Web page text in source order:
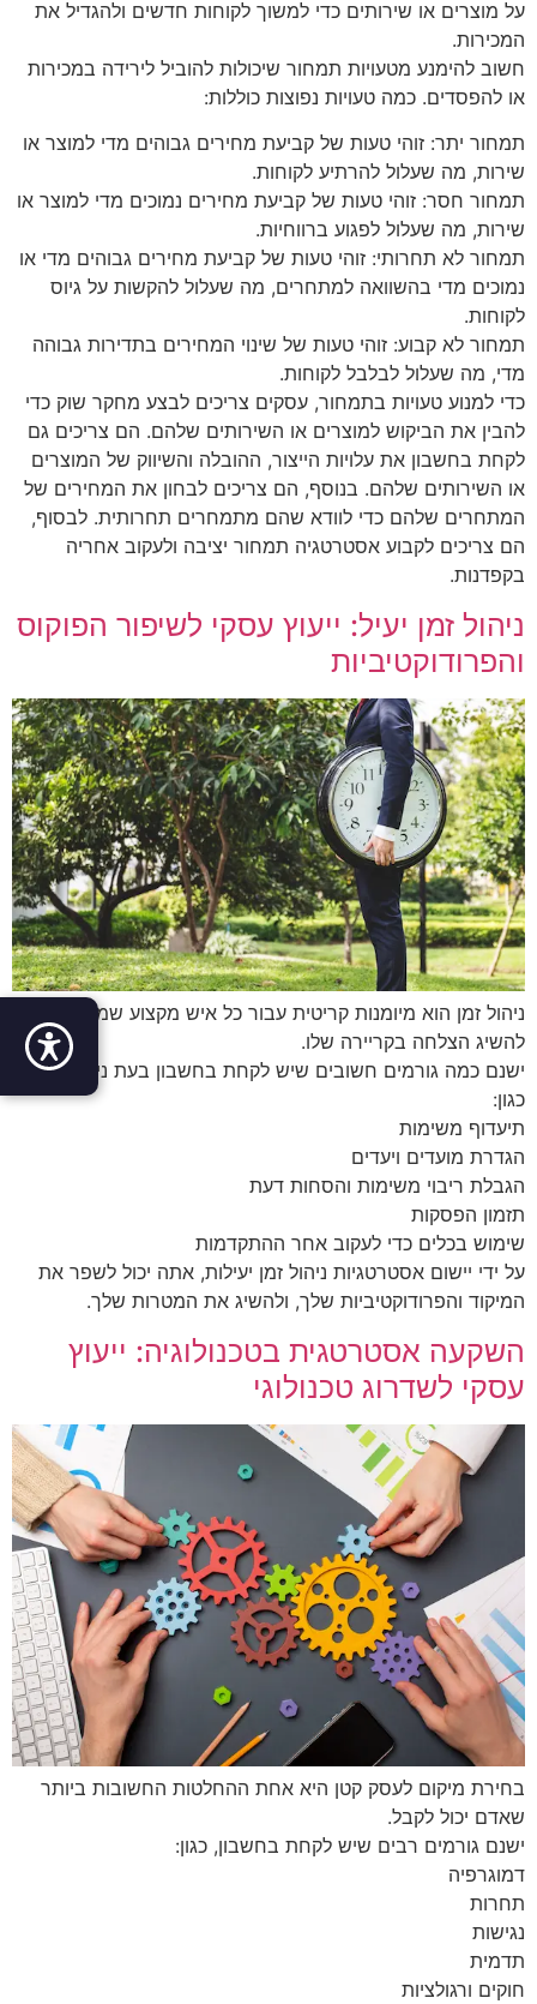
על מוצרים או שירותים כדי למשוך לקוחות חדשים ולהגדיל את
המכירות.
חשוב להימנע מטעויות תמחור שיכולות להוביל לירידה במכירות
או להפסדים. כמה טעויות נפוצות כוללות:
תמחור יתר: זוהי טעות של קביעת מחירים גבוהים מדי למוצר או
שירות, מה שעלול להרתיע לקוחות.
תמחור חסר: זוהי טעות של קביעת מחירים נמוכים מדי למוצר או
שירות, מה שעלול לפגוע ברווחיות.
תמחור לא תחרותי: זוהי טעות של קביעת מחירים גבוהים מדי או
נמוכים מדי בהשוואה למתחרים, מה שעלול להקשות על גיוס
לקוחות.
תמחור לא קבוע: זוהי טעות של שינוי המחירים בתדירות גבוהה
מדי, מה שעלול לבלבל לקוחות.
כדי למנוע טעויות בתמחור, עסקים צריכים לבצע מחקר שוק כדי
להבין את הביקוש למוצרים או השירותים שלהם. הם צריכים גם
לקחת בחשבון את עלויות הייצור, ההובלה והשיווק של המוצרים
או השירותים שלהם. בנוסף, הם צריכים לבחון את המחירים של
המתחרים שלהם כדי לוודא שהם מתמחרים תחרותית. לבסוף,
הם צריכים לקבוע אסטרטגיה תמחור יציבה ולעקוב אחריה
בקפדנות.
ניהול זמן יעיל: ייעוץ עסקי לשיפור הפוקוס
והפרודוקטיביות
ניהול זמן הוא מיומנות קריטית עבור כל איש מקצוע שמעוניין
להשיג הצלחה בקריירה שלו.
ישנם כמה גורמים חשובים שיש לקחת בחשבון בעת ניהול זמן,
כגון:
תיעדוף משימות
הגדרת מועדים ויעדים
הגבלת ריבוי משימות והסחות דעת
תזמון הפסקות
שימוש בכלים כדי לעקוב אחר ההתקדמות
על ידי יישום אסטרטגיות ניהול זמן יעילות, אתה יכול לשפר את
המיקוד והפרודוקטיביות שלך, ולהשיג את המטרות שלך.
השקעה אסטרטגית בטכנולוגיה: ייעוץ
עסקי לשדרוג טכנולוגי
בחירת מיקום לעסק קטן היא אחת ההחלטות החשובות ביותר
שאדם יכול לקבל.
ישנם גורמים רבים שיש לקחת בחשבון, כגון:
דמוגרפיה
תחרות
נגישות
תדמית
חוקים ורגולציות